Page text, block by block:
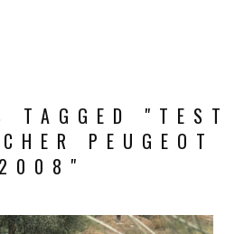
TAGGED "TEST
PEUGEOT
2008"